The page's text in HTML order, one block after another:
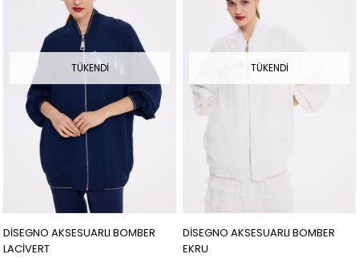
TÜKENDI
DİSEGNO AKSESUARLI BOMBER
LACİVERT
TÜKENDI
DİSEGNO AKSESUARLI BOMBER
EKRU